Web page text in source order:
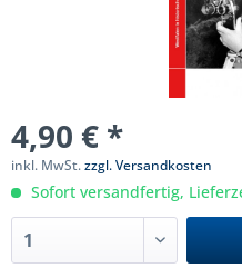
4,90 € *
inkl. MwSt.zzgl. Versandkosten
Sofort versandfertig,